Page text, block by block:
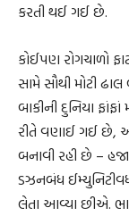
કરતી થઈ ગઈ છે.
કોઈપણ રોગચાળો
સામે સૌથી મોટી
બાકીની દુનિયા
રીતે વણાઈ ગઈ છે,
બનાવી રહી છે –
ડઝનબંધ
લેતા આવ્યા છીએ.